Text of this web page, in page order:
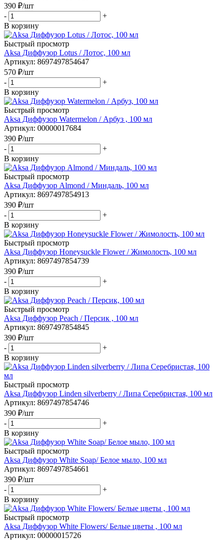
390 ₽/шт
-
+
В корзину
Быстрый просмотр
Aksa Диффузор Lotus / Лотос, 100 мл
Артикул: 8697497854647
570 ₽/шт
-
+
В корзину
Быстрый просмотр
Aksa Диффузор Watermelon / Арбуз , 100 мл
Артикул: 00000017684
390 ₽/шт
-
+
В корзину
Быстрый просмотр
Aksa Диффузор Almond / Миндаль, 100 мл
Артикул: 8697497854913
390 ₽/шт
-
+
В корзину
Быстрый просмотр
Aksa Диффузор Honeysuckle Flower / Жимолость, 100 мл
Артикул: 8697497854739
390 ₽/шт
-
+
В корзину
Быстрый просмотр
Aksa Диффузор Peach / Персик , 100 мл
Артикул: 8697497854845
390 ₽/шт
-
+
В корзину
Быстрый просмотр
Aksa Диффузор Linden silverberry / Липа Серебристая, 100 мл
Артикул: 8697497854746
390 ₽/шт
-
+
В корзину
Быстрый просмотр
Aksa Диффузор White Soap/ Белое мыло, 100 мл
Артикул: 8697497854661
390 ₽/шт
-
+
В корзину
Быстрый просмотр
Aksa Диффузор White Flowers/ Белые цветы , 100 мл
Артикул: 00000015726